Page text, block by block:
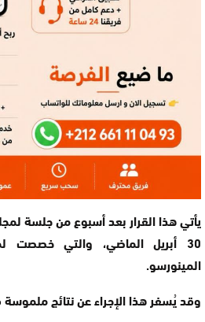
يأتي هذا القرار بعد أسبوع من جلسة
30 أبريل الماضي، والتي خصصت
المينورسو.
وقد يُسفر هذا الإجراء عن نتائج ملموسة